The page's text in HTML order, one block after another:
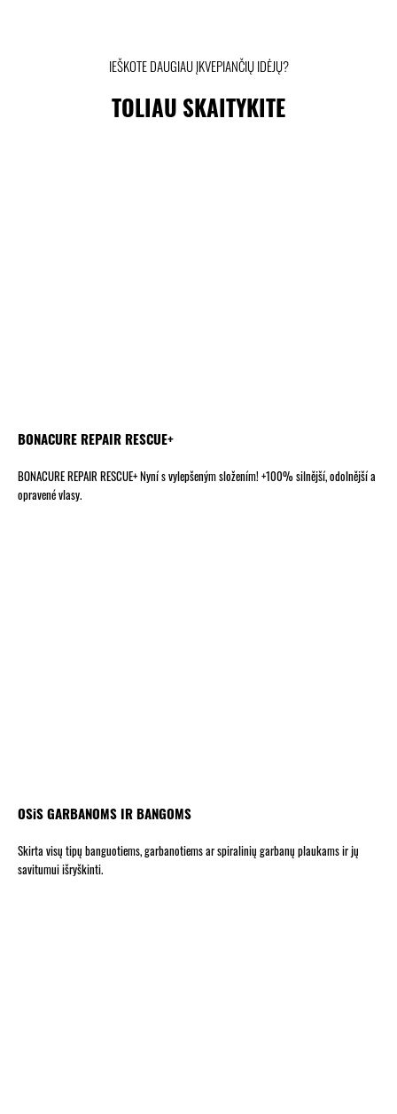
IEŠKOTE DAUGIAU ĮKVEPIANČIŲ IDĖJŲ?
TOLIAU SKAITYKITE
BONACURE REPAIR RESCUE+
BONACURE REPAIR RESCUE+ Nyní s vylepšeným složením! +100% silnější, odolnější a
opravené vlasy.
OSiS GARBANOMS IR BANGOMS
Skirta visų tipų banguotiems, garbanotiems ar spiralinių garbanų plaukams ir jų
savitumui išryškinti.